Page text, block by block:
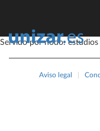
Aviso legal
Servido por nodo: estudios